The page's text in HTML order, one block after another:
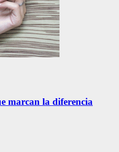
marcan la diferencia